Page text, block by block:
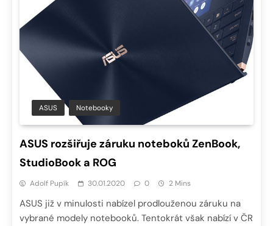
ASUS Notebooky
ASUS rozšiřuje záruku noteboků ZenBook,
StudioBook a ROG
Adolf Pupík 30.01.2020 0 2 Mins
ASUS již v minulosti nabízel prodlouženou záruku na
vybrané modely notebooků. Tentokrát však nabízí v ČR